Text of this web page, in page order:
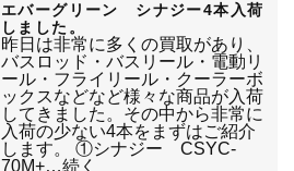
エバーグリーン シナジー4本入荷
しました。
昨日は非常に多くの買取があり、
バスロッド・バスリール・電動リ
ール・フライリール・クーラーボ
ックスなどなど様々な商品が入荷
してきました。その中から非常に
入荷の少ない4本をまずはご紹介
します。 ①シナジー CSYC-
70M+…続く